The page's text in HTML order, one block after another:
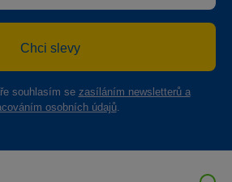
Chci slevy
souhlasím se zasíláním newsletterů a
osobních údajů.